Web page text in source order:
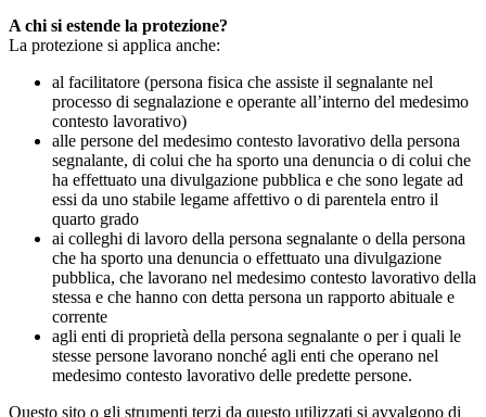
A chi si estende la protezione?
La protezione si applica anche:
al facilitatore (persona fisica che assiste il segnalante nel
processo di segnalazione e operante all’interno del medesimo
contesto lavorativo)
alle persone del medesimo contesto lavorativo della persona
segnalante, di colui che ha sporto una denuncia o di colui che
ha effettuato una divulgazione pubblica e che sono legate ad
essi da uno stabile legame affettivo o di parentela entro il
quarto grado
ai colleghi di lavoro della persona segnalante o della persona
che ha sporto una denuncia o effettuato una divulgazione
pubblica, che lavorano nel medesimo contesto lavorativo della
stessa e che hanno con detta persona un rapporto abituale e
corrente
agli enti di proprietà della persona segnalante o per i quali le
stesse persone lavorano nonché agli enti che operano nel
medesimo contesto lavorativo delle predette persone.
Questo sito o gli strumenti terzi da questo utilizzati si avvalgono di